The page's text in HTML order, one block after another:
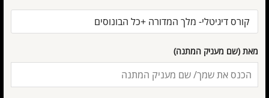
מאת (שם מעניק המתנה)